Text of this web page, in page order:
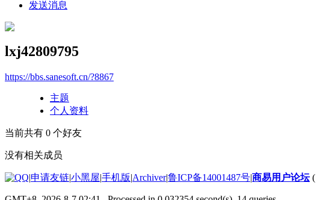
发送消息
lxj42809795
https://bbs.sanesoft.cn/?8867
主题
个人资料
当前共有 0 个好友
没有相关成员
|申请友链|小黑屋|手机版|Archiver|鲁ICP备14001487号|商易用户论坛(